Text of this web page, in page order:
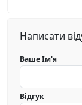
Написати
Ваше Ім'я
Відгук